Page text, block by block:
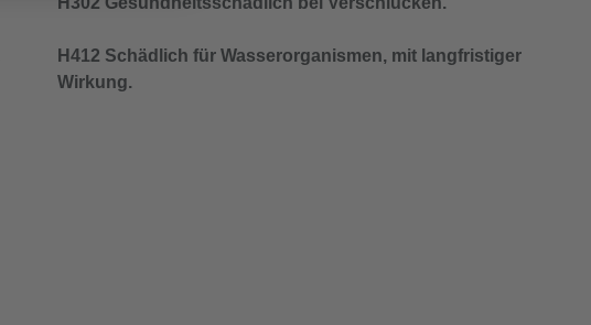
H412 Schädlich für Wasserorganismen, mit langfristiger
Wirkung.